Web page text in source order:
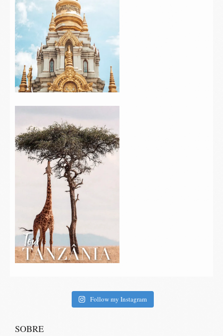
Follow my Instagram
SOBRE